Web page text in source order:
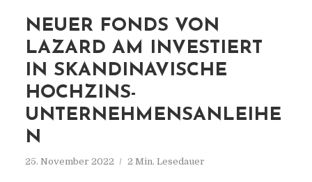
NEUER FONDS VON
LAZARD AM INVESTIERT
IN SKANDINAVISCHE
HOCHZINS-
UNTERNEHMENSANLEIHE
N
25. November 2022 2 Min. Lesedauer